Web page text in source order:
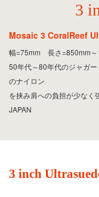
3
Mosaic 3 CoralReef
幅=75mm 長さ=850mm
50年代～80年代のジャガ
のナイロン
を挟み肩への負担が少なく
JAPAN
3 inch